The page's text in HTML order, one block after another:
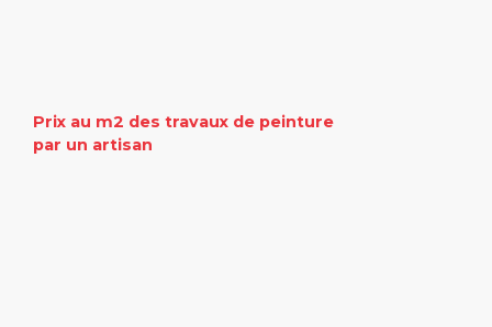
Prix au m2 des travaux de peinture
par un artisan